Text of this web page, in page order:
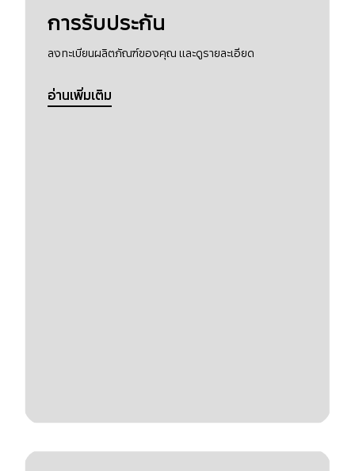
การรับประกัน
ลงทะเบียนผลิตภัณฑ์ของคุณ และดูรายละเอียด
อ่านเพิ่มเติม